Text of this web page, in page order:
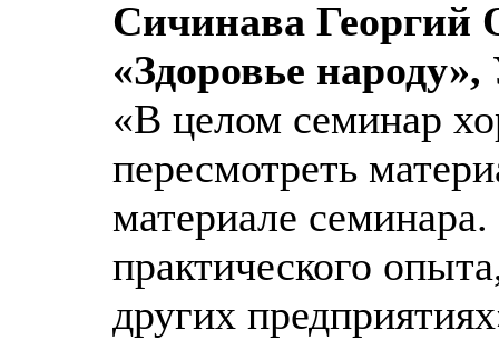
Сичинава
«Здоровье
«В целом семинар
пересмотреть
материале
практического
других